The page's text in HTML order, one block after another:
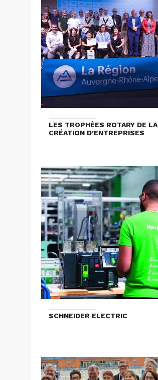
LES TROPHÉES ROTARY DE LA
CRÉATION D’ENTREPRISES
SCHNEIDER ELECTRIC